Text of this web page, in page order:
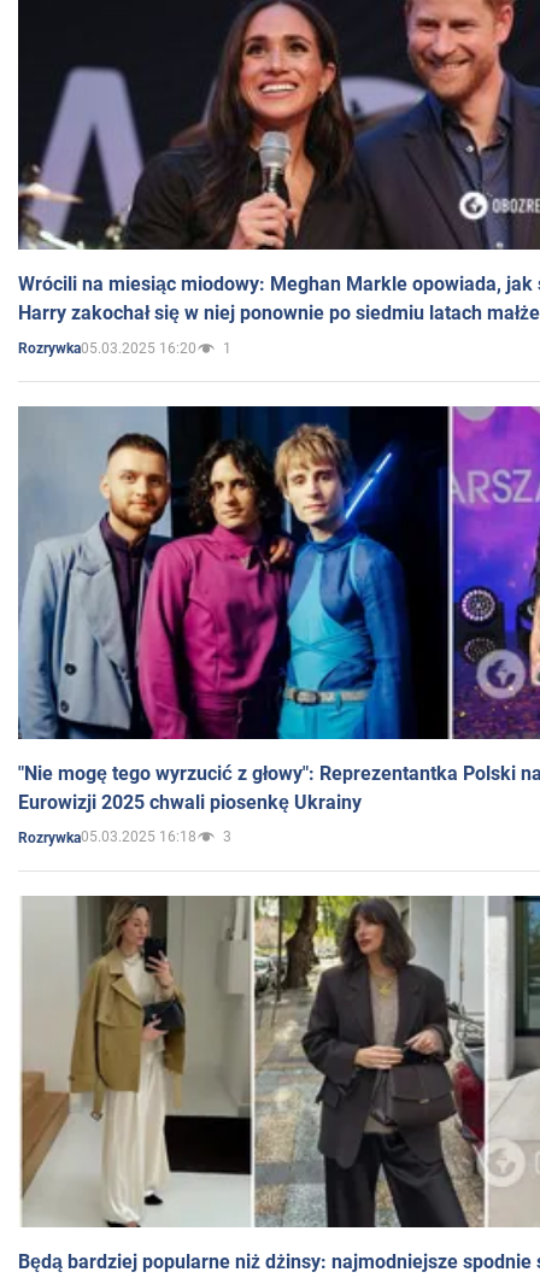
Wrócili na miesiąc miodowy: Meghan Markle opowiada, jak
Harry zakochał się w niej ponownie po siedmiu latach
Rozrywka05.03.2025 16:20 1
"Nie mogę tego wyrzucić z głowy": Reprezentantka Polski
Eurowizji 2025 chwali piosenkę Ukrainy
Rozrywka05.03.2025 16:18 3
Będą bardziej popularne niż dżinsy: najmodniejsze spodnie